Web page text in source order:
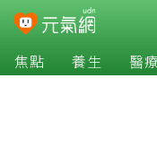
焦點 養生 醫